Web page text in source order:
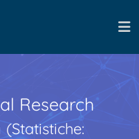
Research
(Statistiche: